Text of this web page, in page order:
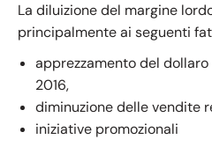
La diluizione del margine
principalmente ai seguenti
apprezzamento del dollaro
2016,
diminuzione delle vendite
iniziative promozionali